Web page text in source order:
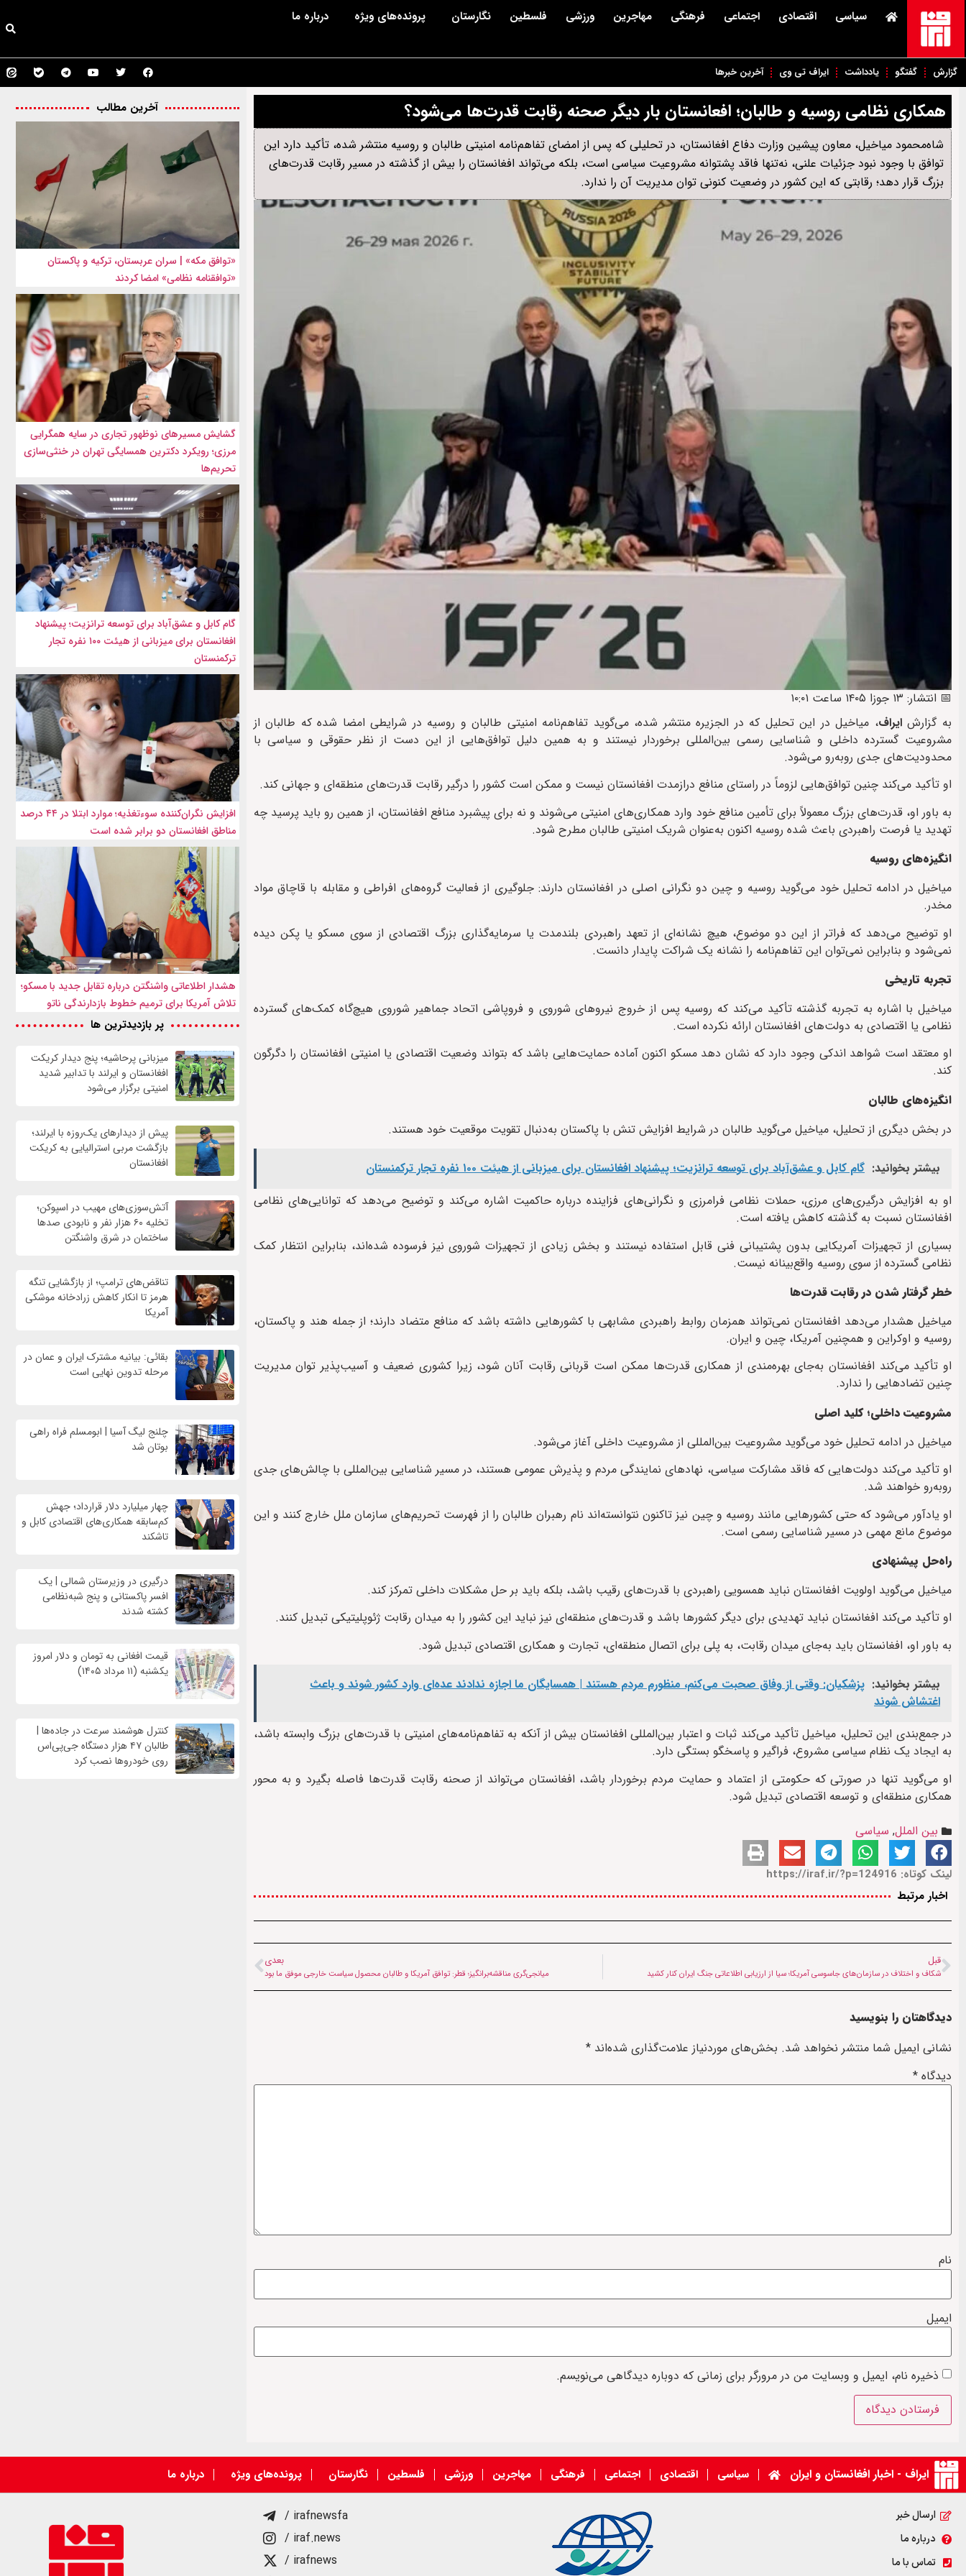
سیاسی اقتصادی اجتماعی فرهنگی مهاجرین ورزشی فلسطین نگارستان پرونده‌های ویژه درباره ما
گزارش گفتگو یادداشت ایراف تی وی آخرین خبرها
همکاری نظامی روسیه و طالبان؛ افعانستان بار دیگر صحنه رقابت قدرت‌ها می‌شود؟
شاه‌محمود میاخیل، معاون پیشین وزارت دفاع افغانستان، در تحلیلی که پس از امضای تفاهم‌نامه امنیتی طالبان و روسیه منتشر شده، تأکید دارد این
توافق با وجود نبود جزئیات علنی، نه‌تنها فاقد پشتوانه مشروعیت سیاسی است، بلکه می‌تواند افغانستان را بیش از گذشته در مسیر رقابت قدرت‌های
بزرگ قرار دهد؛ رقابتی که این کشور در وضعیت کنونی توان مدیریت آن را ندارد.
📅 انتشار: ۱۳ جوزا ۱۴۰۵ ساعت ۱۰:۰۱
به گزارشایراف، میاخیل در این تحلیل که در الجزیره منتشر شده، می‌گوید تفاهم‌نامه امنیتی طالبان و روسیه در شرایطی امضا شده که طالبان از
مشروعیت گسترده داخلی و شناسایی رسمی بین‌المللی برخوردار نیستند و به همین دلیل توافق‌هایی از این دست از نظر حقوقی و سیاسی با
محدودیت‌های جدی روبه‌رو می‌شود.
او تأکید می‌کند چنین توافق‌هایی لزوماً در راستای منافع درازمدت افغانستان نیست و ممکن است کشور را درگیر رقابت قدرت‌های منطقه‌ای و جهانی کند.
به باور او، قدرت‌های بزرگ معمولاً برای تأمین منافع خود وارد همکاری‌های امنیتی می‌شوند و نه برای پیشبرد منافع افغانستان، از همین رو باید پرسید چه
تهدید یا فرصت راهبردی باعث شده روسیه اکنون به‌عنوان شریک امنیتی طالبان مطرح شود.
انگیزه‌های روسیه
میاخیل در ادامه تحلیل خود می‌گوید روسیه و چین دو نگرانی اصلی در افغانستان دارند: جلوگیری از فعالیت گروه‌های افراطی و مقابله با قاچاق مواد
مخدر.
او توضیح می‌دهد که فراتر از این دو موضوع، هیچ نشانه‌ای از تعهد راهبردی بلندمدت یا سرمایه‌گذاری بزرگ اقتصادی از سوی مسکو یا پکن دیده
نمی‌شود و بنابراین نمی‌توان این تفاهم‌نامه را نشانه یک شراکت پایدار دانست.
تجربه تاریخی
میاخیل با اشاره به تجربه گذشته تأکید می‌کند که روسیه پس از خروج نیروهای شوروی و فروپاشی اتحاد جماهیر شوروی هیچ‌گاه کمک‌های گسترده
نظامی یا اقتصادی به دولت‌های افغانستان ارائه نکرده است.
او معتقد است شواهد اندکی وجود دارد که نشان دهد مسکو اکنون آماده حمایت‌هایی باشد که بتواند وضعیت اقتصادی یا امنیتی افغانستان را دگرگون
کند.
انگیزه‌های طالبان
در بخش دیگری از تحلیل، میاخیل می‌گوید طالبان در شرایط افزایش تنش با پاکستان به‌دنبال تقویت موقعیت خود هستند.
بیشتر بخوانید: گام کابل و عشق‌آباد برای توسعه ترانزیت؛ پیشنهاد افغانستان برای میزبانی از هیئت ۱۰۰ نفره تجار ترکمنستان
او به افزایش درگیری‌های مرزی، حملات نظامی فرامرزی و نگرانی‌های فزاینده درباره حاکمیت اشاره می‌کند و توضیح می‌دهد که توانایی‌های نظامی
افغانستان نسبت به گذشته کاهش یافته است.
بسیاری از تجهیزات آمریکایی بدون پشتیبانی فنی قابل استفاده نیستند و بخش زیادی از تجهیزات شوروی نیز فرسوده شده‌اند، بنابراین انتظار کمک
نظامی گسترده از سوی روسیه واقع‌بینانه نیست.
خطر گرفتار شدن در رقابت قدرت‌ها
میاخیل هشدار می‌دهد افغانستان نمی‌تواند همزمان روابط راهبردی مشابهی با کشورهایی داشته باشد که منافع متضاد دارند؛ از جمله هند و پاکستان،
روسیه و اوکراین و همچنین آمریکا، چین و ایران.
او تأکید می‌کند افغانستان به‌جای بهره‌مندی از همکاری قدرت‌ها ممکن است قربانی رقابت آنان شود، زیرا کشوری ضعیف و آسیب‌پذیر توان مدیریت
چنین تضادهایی را ندارد.
مشروعیت داخلی؛ کلید اصلی
میاخیل در ادامه تحلیل خود می‌گوید مشروعیت بین‌المللی از مشروعیت داخلی آغاز می‌شود.
او تأکید می‌کند دولت‌هایی که فاقد مشارکت سیاسی، نهادهای نمایندگی مردم و پذیرش عمومی هستند، در مسیر شناسایی بین‌المللی با چالش‌های جدی
روبه‌رو خواهند شد.
او یادآور می‌شود که حتی کشورهایی مانند روسیه و چین نیز تاکنون نتوانسته‌اند نام رهبران طالبان را از فهرست تحریم‌های سازمان ملل خارج کنند و این
موضوع مانع مهمی در مسیر شناسایی رسمی است.
راه‌حل پیشنهادی
میاخیل می‌گوید اولویت افغانستان نباید همسویی راهبردی با قدرت‌های رقیب باشد، بلکه باید بر حل مشکلات داخلی تمرکز کند.
او تأکید می‌کند افغانستان نباید تهدیدی برای دیگر کشورها باشد و قدرت‌های منطقه‌ای نیز نباید این کشور را به میدان رقابت ژئوپلیتیکی تبدیل کنند.
به باور او، افغانستان باید به‌جای میدان رقابت، به پلی برای اتصال منطقه‌ای، تجارت و همکاری اقتصادی تبدیل شود.
بیشتر بخوانید: پزشکیان: وقتی از وفاق صحبت می‌کنم، منظورم مردم هستند | همسایگان ما اجازه ندادند عده‌ای وارد کشور شوند و باعث
اغتشاش شوند
در جمع‌بندی این تحلیل، میاخیل تأکید می‌کند ثبات و اعتبار بین‌المللی افغانستان بیش از آنکه به تفاهم‌نامه‌های امنیتی با قدرت‌های بزرگ وابسته باشد،
به ایجاد یک نظام سیاسی مشروع، فراگیر و پاسخگو بستگی دارد.
او می‌گوید تنها در صورتی که حکومتی از اعتماد و حمایت مردم برخوردار باشد، افغانستان می‌تواند از صحنه رقابت قدرت‌ها فاصله بگیرد و به محور
همکاری منطقه‌ای و توسعه اقتصادی تبدیل شود.
بین الملل, سیاسی
لینک کوتاه: https://iraf.ir/?p=124916
اخبار مرتبط
قبل
شکاف و اختلاف در سازمان‌های جاسوسی آمریکا؛ سیا از ارزیابی اطلاعاتی جنگ ایران کنار کشید
بعدی
میانجی‌گری مناقشه‌برانگيز؛ قطر: توافق آمریکا و طالبان محصول سیاست خارجی موفق ما بود
دیدگاهتان را بنویسید
نشانی ایمیل شما منتشر نخواهد شد. بخش‌های موردنیاز علامت‌گذاری شده‌اند *
دیدگاه *
نام
ایمیل
ذخیره نام، ایمیل و وبسایت من در مرورگر برای زمانی که دوباره دیدگاهی می‌نویسم.
آخرین مطالب
«توافق مکه» | سران عربستان، ترکیه و پاکستان
«توافقنامه نظامی» امضا کردند
گشایش مسیرهای نوظهور تجاری در سایه همگرایی
مرزی؛ رویکرد دکترین همسایگی تهران در خنثی‌سازی
تحریم‌ها
گام کابل و عشق‌آباد برای توسعه ترانزیت؛ پیشنهاد
افغانستان برای میزبانی از هیئت ۱۰۰ نفره تجار
ترکمنستان
افزایش نگران‌کننده سوءتغذیه؛ موارد ابتلا در ۴۴ درصد
مناطق افغانستان دو برابر شده است
هشدار اطلاعاتی واشنگتن درباره تقابل جدید با مسکو؛
تلاش آمریکا برای ترمیم خطوط بازدارندگی ناتو
پر بازدیدترین ها
میزبانی پرحاشیه؛ پنج دیدار کریکت
افغانستان و ایرلند با تدابیر شدید
امنیتی برگزار می‌شود
پیش از دیدارهای یک‌روزه با ایرلند؛
بازگشت مربی استرالیایی به کریکت
افغانستان
آتش‌سوزی‌های مهیب در اسپوکن؛
تخلیه ۶۰ هزار نفر و نابودی صدها
ساختمان در شرق واشنگتن
تناقض‌های ترامپ؛ از بازگشایی تنگه
هرمز تا انکار کاهش زرادخانه موشکی
آمریکا
بقائی: بیانیه مشترک ایران و عمان در
مرحله تدوین نهایی است
چلنج لیگ آسیا | ابومسلم فراه راهی
بوتان شد
چهار میلیارد دلار قرارداد؛ جهش
کم‌سابقه همکاری‌های اقتصادی کابل و
تاشکند
درگیری در وزیرستان شمالی | یک
افسر پاکستانی و پنج شبه‌نظامی
کشته شدند
قیمت افغانی به تومان و دلار امروز
یکشنبه (۱۱ مرداد ۱۴۰۵)
کنترل هوشمند سرعت در جاده‌ها |
طالبان ۴۷ هزار دستگاه جی‌پی‌اس
روی خودروها نصب کرد
ایراف - اخبار افغانستان و ایران سیاسی اقتصادی اجتماعی فرهنگی مهاجرین ورزشی فلسطین نگارستان پرونده‌های ویژه درباره ما
ارسال خبر
درباره ما
تماس با ما
/ irafnewsfa
/ iraf.news
/ irafnews